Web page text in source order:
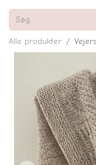
Alle produkter